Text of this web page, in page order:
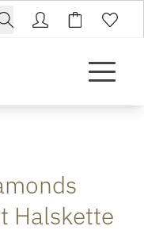
Halskette